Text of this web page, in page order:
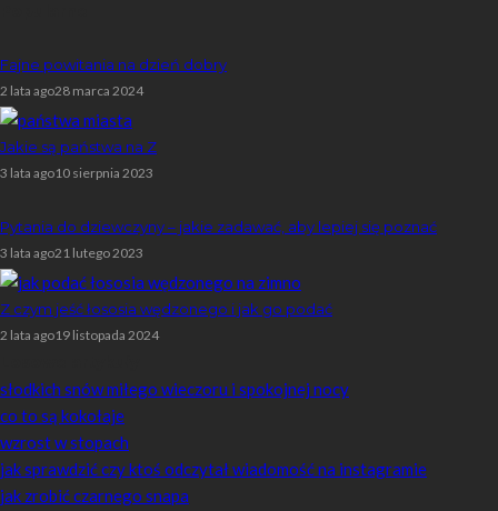
Fajne powitania na dzień dobry
2 lata ago28 marca 2024
Jakie są państwa na Z
3 lata ago10 sierpnia 2023
Pytania do dziewczyny – jakie zadawać, aby lepiej się poznać
3 lata ago21 lutego 2023
Z czym jeść łososia wędzonego i jak go podać
2 lata ago19 listopada 2024
słodkich snów miłego wieczoru i spokojnej nocy
co to są kokołaje
wzrost w stopach
jak sprawdzić czy ktoś odczytał wiadomość na instagramie
jak zrobić czarnego snapa